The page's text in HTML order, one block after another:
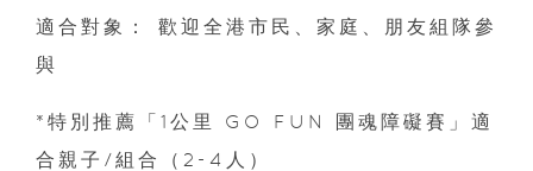
適合對象： 歡迎全港市民、家庭、朋友組隊參
與
*特別推薦「1公里 GO FUN 團魂障礙賽」適
合親子/組合（2-4人）